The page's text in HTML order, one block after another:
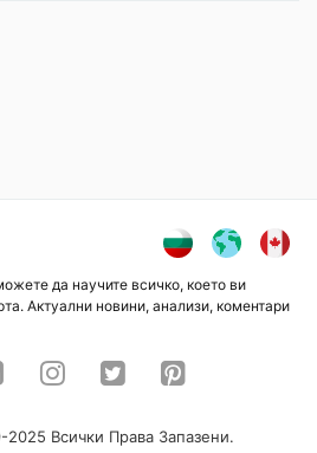
да научите всичко, което ви
Актуални новини, анализи, коментари
Всички Права Запазени.